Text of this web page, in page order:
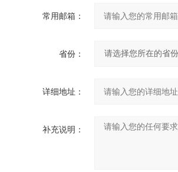
常用邮箱：
省份：
详细地址：
补充说明：